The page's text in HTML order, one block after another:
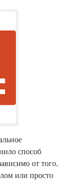
способ
от того,
или просто